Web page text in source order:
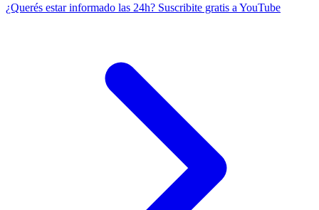
¿Querés estar informado las 24h? Suscribite gratis a YouTube